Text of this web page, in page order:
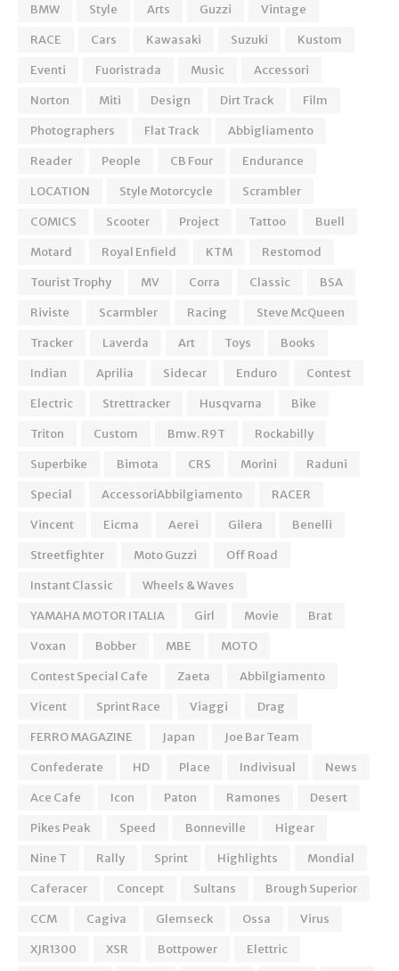
BMW
Style Arts Guzzi
Vintage
RACE
Cars Kawasaki Suzuki
Kustom
Eventi
Fuoristrada Music
Accessori
Norton
Miti Design Dirt Track
Film
Photographers
Flat Track
Abbigliamento
Reader
People CB Four
Endurance
LOCATION
Style Motorcycle
Scrambler
COMICS
Scooter Project Tattoo
Buell
Motard
Royal Enfield KTM
Restomod
Tourist Trophy
MV Corra Classic
BSA
Riviste
Scarmbler Racing
Steve McQueen
Tracker
Laverda Art Toys
Books
Indian
Aprilia Sidecar Enduro
Contest
Electric
Strettracker Husqvarna
Bike
Triton
Custom Bmw. R9T
Rockabilly
Superbike
Bimota CRS Morini
Raduni
Special
AccessoriAbbilgiamento
RACER
Vincent
Eicma Aerei Gilera
Benelli
Streetfighter
Moto Guzzi
Off Road
Instant Classic
Wheels & Waves
YAMAHA MOTOR ITALIA
Girl Movie
Brat
Voxan
Bobber MBE
MOTO
Contest Special Cafe
Zaeta
Abbilgiamento
Vicent
Sprint Race Viaggi
Drag
FERRO MAGAZINE
Japan
Joe Bar Team
Confederate
HD Place Indivisual
News
Ace Cafe
Icon Paton Ramones
Desert
Pikes Peak
Speed Bonneville
Higear
Nine T
Rally Sprint Highlights
Mondial
Caferacer
Concept Sultans
Brough Superior
CCM
Cagiva Glemseck Ossa
Virus
XJR1300
XSR Bottpower Elettric